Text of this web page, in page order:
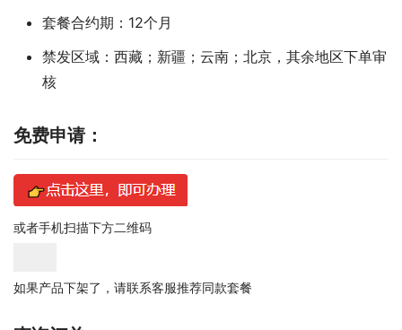
套餐合约期：12个月
禁发区域：西藏；新疆；云南；北京，其余地区下单审
核
免费申请：
或者手机扫描下方二维码
如果产品下架了，请联系客服推荐同款套餐